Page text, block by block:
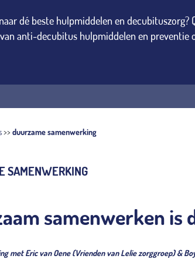
dé beste hulpmiddelen en
anti-decubitus hulpmiddelen en preventie
>> duurzame samenwerking
SAMENWERKING
samenwerken is
met Eric van Oene (Vrienden van Lelie zorggroep) &